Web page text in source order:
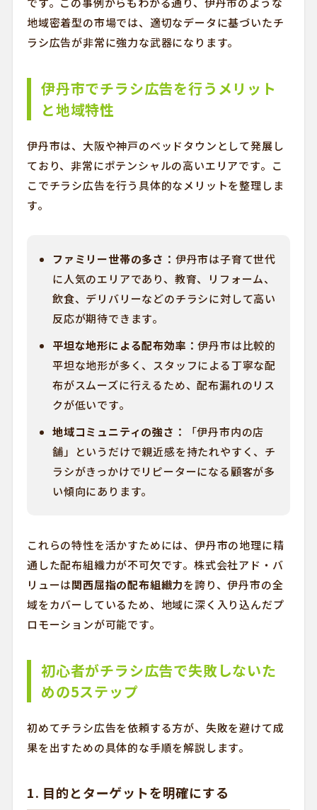
地域密着型の市場では、適切なデータに基づいたチ
ラシ広告が非常に強力な武器になります。
伊丹市でチラシ広告を行うメリット
と地域特性
伊丹市は、大阪や神戸のベッドタウンとして発展し
ており、非常にポテンシャルの高いエリアです。こ
こでチラシ広告を行う具体的なメリットを整理しま
す。
ファミリー世帯の多さ： 伊丹市は子育て世代
に人気のエリアであり、教育、リフォーム、
飲食、デリバリーなどのチラシに対して高い
反応が期待できます。
平坦な地形による配布効率：伊丹市は比較的
平坦な地形が多く、スタッフによる丁寧な配
布がスムーズに行えるため、配布漏れのリス
クが低いです。
地域コミュニティの強さ：
「伊丹市内の店
舗」というだけで親近感を持たれやすく、チ
ラシがきっかけでリピーターになる顧客が多
い傾向にあります。
これらの特性を活かすためには、伊丹市の地理に精
通した配布組織力が不可欠です。株式会社アド・バ
リューは関西屈指の配布組織力を誇り、伊丹市の全
域をカバーしているため、地域に深く入り込んだプ
ロモーションが可能です。
初心者がチラシ広告で失敗しないた
めの5ステップ
初めてチラシ広告を依頼する方が、失敗を避けて成
果を出すための具体的な手順を解説します。
1. 目的とターゲットを明確にする